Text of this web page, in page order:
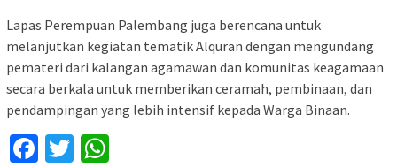
Lapas Perempuan Palembang juga berencana untuk
melanjutkan kegiatan tematik Alquran dengan mengundang
pemateri dari kalangan agamawan dan komunitas keagamaan
secara berkala untuk memberikan ceramah, pembinaan, dan
pendampingan yang lebih intensif kepada Warga Binaan.
Facebook
Twitter